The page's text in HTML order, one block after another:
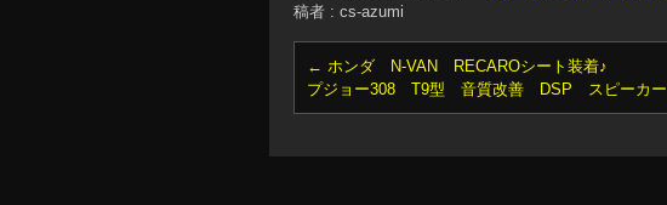
稿者 : cs-azumi
← ホンダ N-VAN RECAROシート装着♪
プジョー308 T9型 音質改善 DSP スピーカー